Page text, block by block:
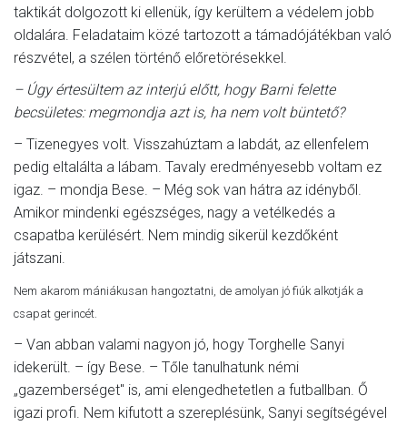
taktikát dolgozott ki ellenük, így kerültem a védelem jobb
oldalára. Feladataim közé tartozott a támadójátékban való
részvétel, a szélen történő előretörésekkel.
– Úgy értesültem az interjú előtt, hogy Barni felette
becsületes: megmondja azt is, ha nem volt büntető?
– Tizenegyes volt. Visszahúztam a labdát, az ellenfelem
pedig eltalálta a lábam. Tavaly eredményesebb voltam ez
igaz. – mondja Bese. – Még sok van hátra az idényből.
Amikor mindenki egészséges, nagy a vetélkedés a
csapatba kerülésért. Nem mindig sikerül kezdőként
játszani.
Nem akarom mániákusan hangoztatni, de amolyan jó fiúk alkotják a
csapat gerincét.
– Van abban valami nagyon jó, hogy Torghelle Sanyi
idekerült. – így Bese. – Tőle tanulhatunk némi
„gazemberséget" is, ami elengedhetetlen a futballban. Ő
igazi profi. Nem kifutott a szereplésünk, Sanyi segítségével